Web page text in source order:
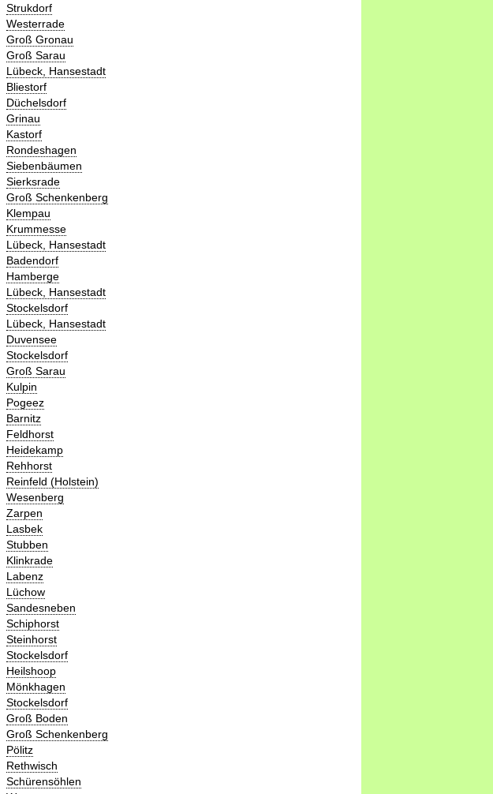
Strukdorf
Westerrade
Groß Gronau
Groß Sarau
Lübeck, Hansestadt
Bliestorf
Düchelsdorf
Grinau
Kastorf
Rondeshagen
Siebenbäumen
Sierksrade
Groß Schenkenberg
Klempau
Krummesse
Lübeck, Hansestadt
Badendorf
Hamberge
Lübeck, Hansestadt
Stockelsdorf
Lübeck, Hansestadt
Duvensee
Stockelsdorf
Groß Sarau
Kulpin
Pogeez
Barnitz
Feldhorst
Heidekamp
Rehhorst
Reinfeld (Holstein)
Wesenberg
Zarpen
Lasbek
Stubben
Klinkrade
Labenz
Lüchow
Sandesneben
Schiphorst
Steinhorst
Stockelsdorf
Heilshoop
Mönkhagen
Stockelsdorf
Groß Boden
Groß Schenkenberg
Pölitz
Rethwisch
Schürensöhlen